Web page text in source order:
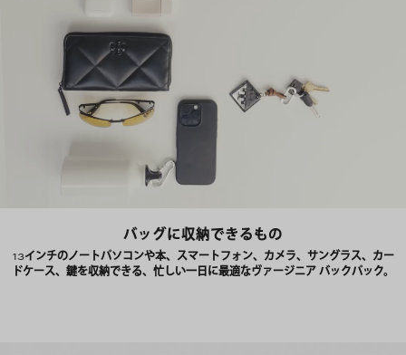
バッグに収納できるもの
13インチのノートパソコンや本、スマートフォン、カメラ、サングラス、カー
ドケース、鍵を収納できる、忙しい一日に最適なヴァージニア バックパック。